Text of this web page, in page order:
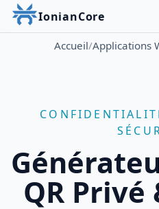
IonianCore
Accueil/Applications
QR